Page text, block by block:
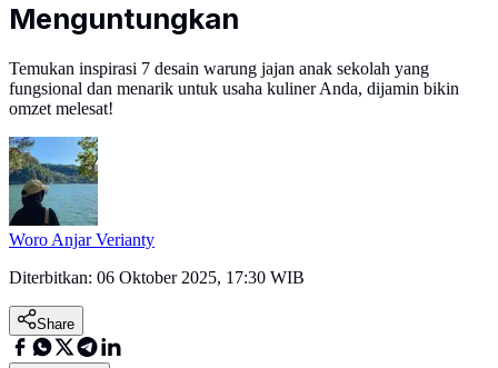
Menguntungkan
Temukan inspirasi 7 desain warung jajan anak sekolah yang
fungsional dan menarik untuk usaha kuliner Anda, dijamin bikin
omzet melesat!
Woro Anjar Verianty
Diterbitkan: 06 Oktober 2025, 17:30 WIB
Share